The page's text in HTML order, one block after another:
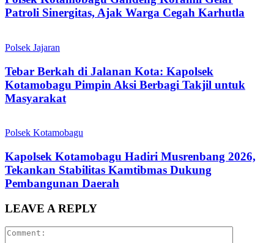
Patroli Sinergitas, Ajak Warga Cegah Karhutla
Polsek Jajaran
Tebar Berkah di Jalanan Kota: Kapolsek
Kotamobagu Pimpin Aksi Berbagi Takjil untuk
Masyarakat
Polsek Kotamobagu
Kapolsek Kotamobagu Hadiri Musrenbang 2026,
Tekankan Stabilitas Kamtibmas Dukung
Pembangunan Daerah
LEAVE A REPLY